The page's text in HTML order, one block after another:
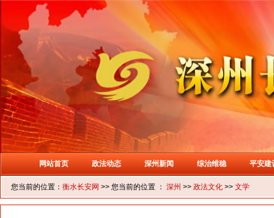
网站首页 政法动态 深州新闻 综治维稳 平安建
您当前的位置： 衡水长安网 >> 您当前的位置 ： 深州 >> 政法文化 >> 文学